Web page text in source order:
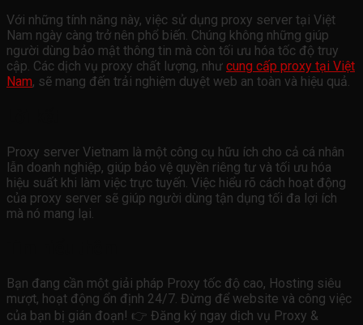
Với những tính năng này, việc sử dụng proxy server tại Việt
Nam ngày càng trở nên phổ biến. Chúng không những giúp
người dùng bảo mật thông tin mà còn tối ưu hóa tốc độ truy
cập. Các dịch vụ proxy chất lượng, như cung cấp proxy tại Việt
Nam, sẽ mang đến trải nghiệm duyệt web an toàn và hiệu quả.
Proxy server Vietnam là một công cụ hữu ích cho cả cá nhân
lẫn doanh nghiệp, giúp bảo vệ quyền riêng tư và tối ưu hóa
hiệu suất khi làm việc trực tuyến. Việc hiểu rõ cách hoạt động
của proxy server sẽ giúp người dùng tận dụng tối đa lợi ích
mà nó mang lại.
Bạn đang cần một giải pháp Proxy tốc độ cao, Hosting siêu
mượt, hoạt động ổn định 24/7. Đừng để website và công việc
của bạn bị gián đoạn! 👉 Đăng ký ngay dịch vụ Proxy &